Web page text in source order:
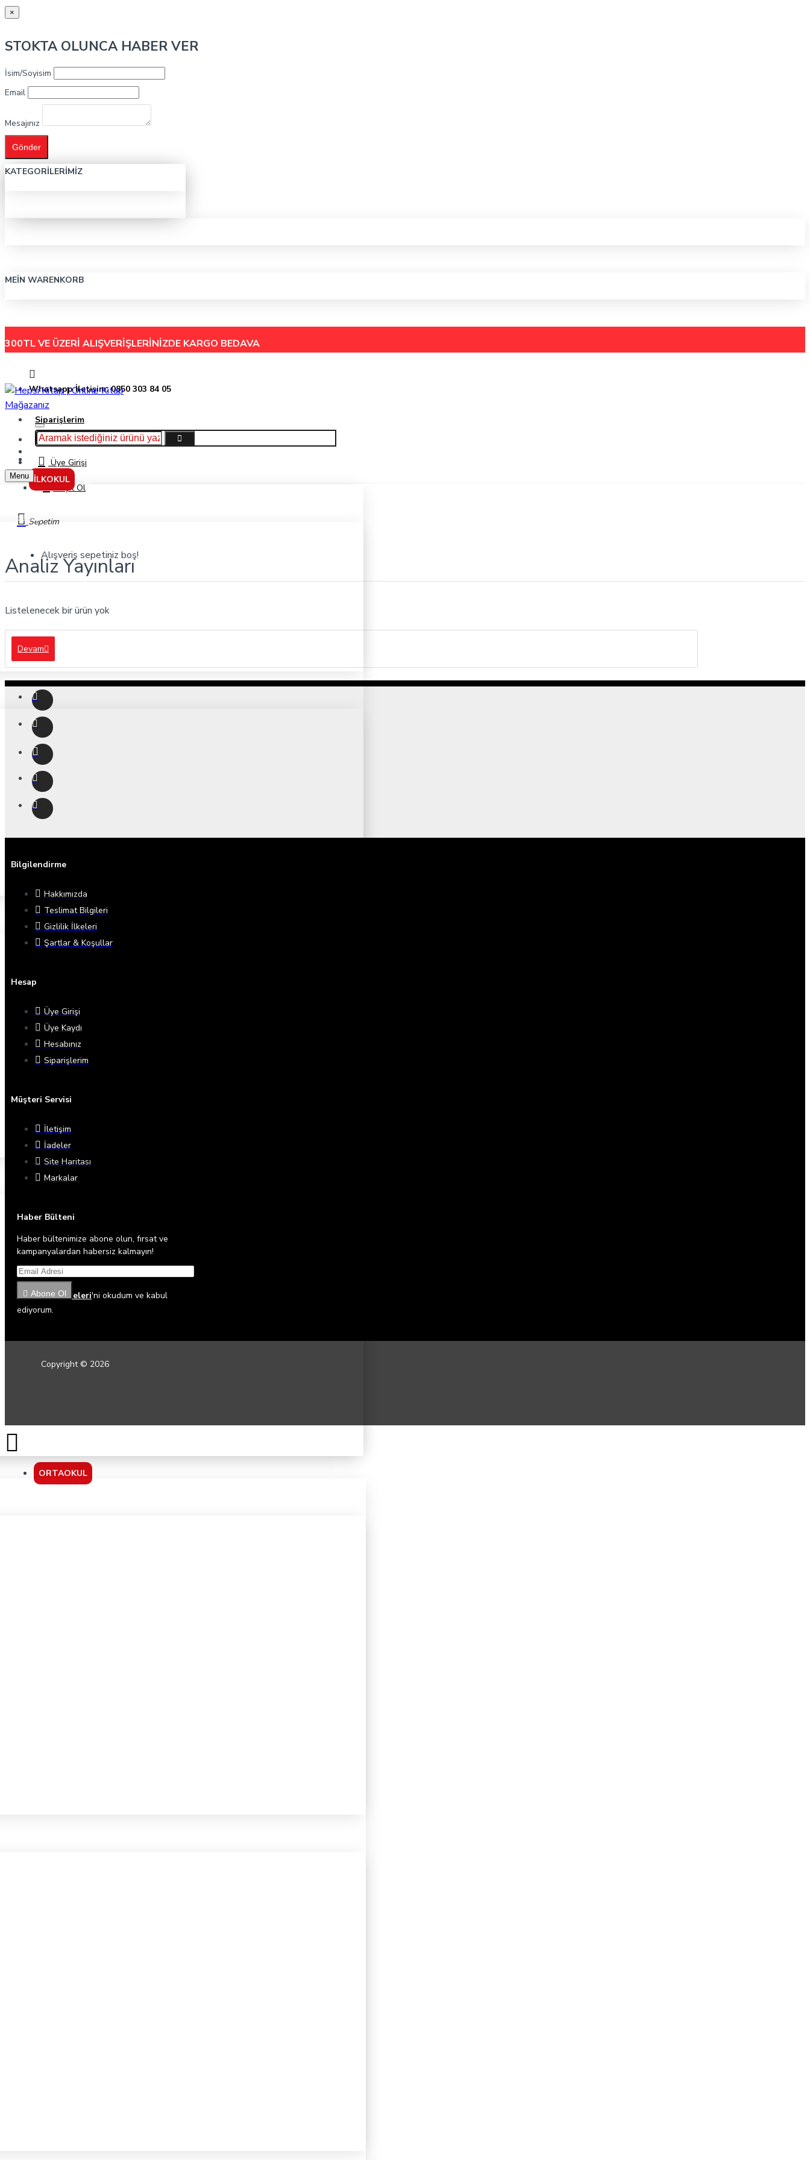
×
STOKTA OLUNCA HABER VER
İsim/Soyisim
Email
Mesajınız
Gönder
KATEGORILERIMIZ
MEIN WARENKORB
300TL VE ÜZERİ ALIŞVERİŞLERİNİZDE KARGO BEDAVA
Whatsapp İletişim: 0850 303 84 05
Siparişlerim
Hakkımızda
İletişimÜye Girişi
Kayıt Ol
Sepetim
Alışveriş sepetiniz boş!
İLKOKUL
ORTAOKUL
Menu
Markalar
Analiz Yayınları
Listelenecek bir ürün yok
Devam
Bilgilendirme
Hakkımızda
Teslimat Bilgileri
Gizlilik İlkeleri
Şartlar & Koşullar
Hesap
Üye Girişi
Üye Kaydı
Hesabınız
Siparişlerim
Müşteri Servisi
İletişim
İadeler
Site Haritası
Markalar
Haber Bülteni
Haber bültenimize abone olun, fırsat ve
kampanyalardan habersiz kalmayın!
Abone Ol
Gizlilik İlkeleri'ni okudum ve kabul
ediyorum.
Copyright © 2026